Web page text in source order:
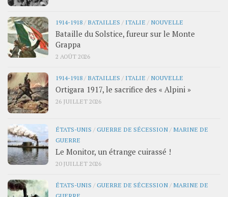
1914-1918 / BATAILLES / ITALIE / NOUVELLE
Bataille du Solstice, fureur sur le Monte
Grappa
2 AOÛT 2026
1914-1918 / BATAILLES / ITALIE / NOUVELLE
Ortigara 1917, le sacrifice des « Alpini »
26 JUILLET 2026
ÉTATS-UNIS /GUERRE DE SÉCESSION / MARINE DE
GUERRE
Le Monitor, un étrange cuirassé !
20 JUILLET 2026
ÉTATS-UNIS /GUERRE DE SÉCESSION / MARINE DE
GUERRE